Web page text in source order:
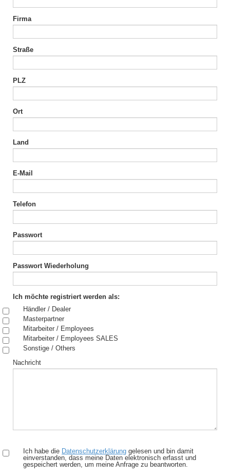
Firma
Straße
PLZ
Ort
Land
E-Mail
Telefon
Passwort
Passwort Wiederholung
Ich möchte registriert werden als:
Händler / Dealer
Masterpartner
Mitarbeiter / Employees
Mitarbeiter / Employees SALES
Sonstige / Others
Nachricht
Ich habe die Datenschutzerklärung gelesen und bin damit
einverstanden, dass meine Daten elektronisch erfasst und
gespeichert werden, um meine Anfrage zu beantworten.